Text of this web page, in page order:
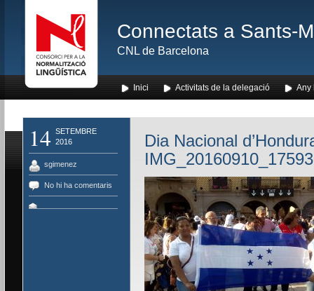
Connectats a Sants-
CNL de Barcelona
Inici Activitats de la delegació Any
14 SETEMBRE
2016
sgimenez
No hi ha comentaris
Dia Nacional